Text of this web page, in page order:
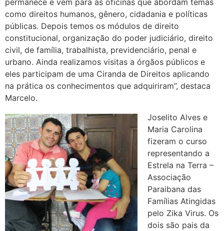
permanece e vem para as oficinas que abordam temas
como direitos humanos, gênero, cidadania e políticas
públicas. Depois temos os módulos de direito
constitucional, organização do poder judiciário, direito
civil, de família, trabalhista, previdenciário, penal e
urbano. Ainda realizamos visitas a órgãos públicos e
eles participam de uma Ciranda de Direitos aplicando
na prática os conhecimentos que adquiriram”, destaca
Marcelo.
Joselito Alves e
Maria Carolina
fizeram o curso
representando a
Estrela na Terra –
Associação
Paraibana das
Famílias Atingidas
pelo Zika Virus. Os
dois são pais da